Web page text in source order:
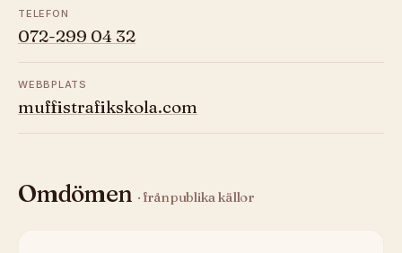
TELEFON
072-299 04 32
WEBBPLATS
muffistrafikskola.com
Omdömen · från publika källor